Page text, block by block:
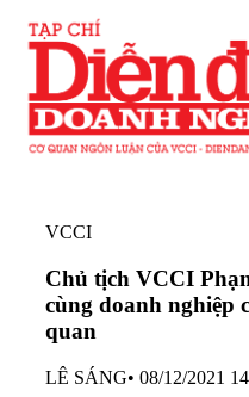
VCCI
Chủ tịch VCCI
cùng doanh nghiệp
quan
LÊ SÁNG• 08/12/2021